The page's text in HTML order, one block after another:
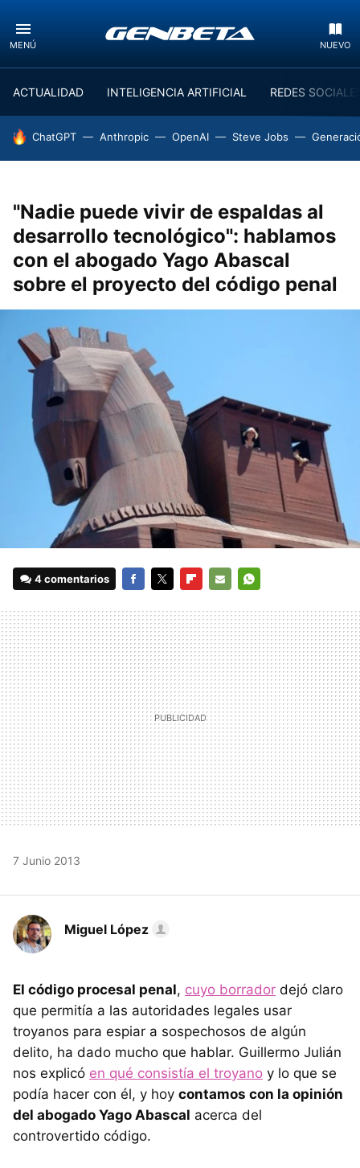
MENÚ NUEVO
ACTUALIDAD INTELIGENCIA ARTIFICIAL REDES
HOY SE HABLA DE
ChatGPT Anthropic OpenAI Steve Jobs
"Nadie puede vivir de espaldas al
desarrollo tecnológico": hablamos
con el abogado Yago Abascal
sobre el proyecto del código penal
4 comentarios
MAIL
7 Junio 2013
Miguel López
El código procesal penal, cuyo borrador dejó claro
que permitía a las autoridades legales usar
troyanos para espiar a sospechosos de algún
delito, ha dado mucho que hablar. Guillermo Julián
nos explicó en qué consistía el troyano y lo que se
podía hacer con él, y hoy contamos con la opinión
del abogado Yago Abascal acerca del
controvertido código.